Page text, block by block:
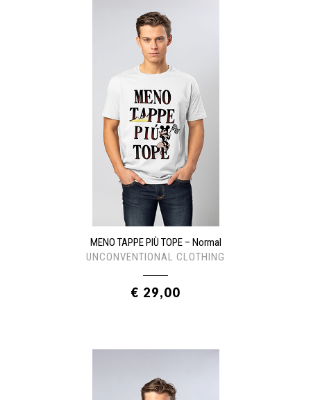
MENO TAPPE PIÙ TOPE – Normal
UNCONVENTIONAL CLOTHING
€ 29,00